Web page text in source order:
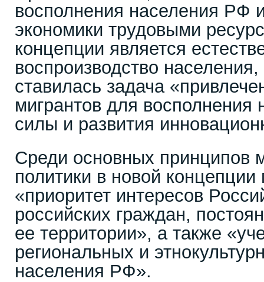
восполнения населения РФ
экономики трудовыми
концепции является
воспроизводство населения,
ставилась задача
мигрантов для восполнения
силы и развития
Среди основных принципов
политики в новой концепции
«приоритет интересов
российских граждан,
ее территории», а также
региональных и
населения РФ».